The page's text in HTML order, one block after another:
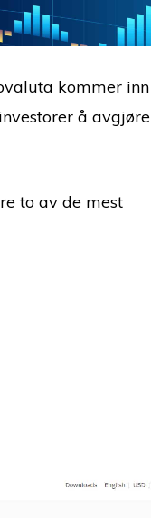
kommer inn
å avgjøre
to av de mest